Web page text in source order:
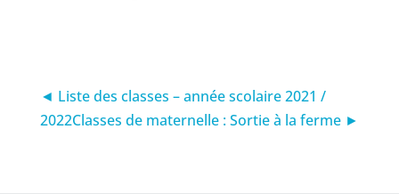
◄ Liste des classes – année scolaire 2021 /
2022Classes de maternelle : Sortie à la ferme ►